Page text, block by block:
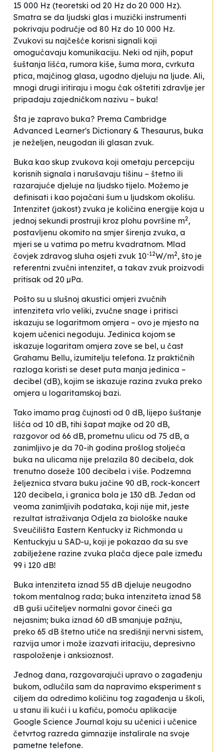
15 000 Hz (teoretski od 20 Hz do 20 000 Hz).
Smatra se da ljudski glas i muzički instrumenti
pokrivaju područje od 80 Hz do 10 000 Hz.
Zvukovi su najčešće korisni signali koji
omogućavaju komunikaciju. Neki od njih, poput
šuštanja lišća, rumora kiše, šuma mora, cvrkuta
ptica, majčinog glasa, ugodno djeluju na ljude. Ali,
mnogi drugi iritiraju i mogu čak oštetiti zdravlje jer
pripadaju zajedničkom nazivu – buka!
Šta je zapravo buka? Prema Cambridge
Advanced Learner's Dictionary & Thesaurus, buka
je neželjen, neugodan ili glasan zvuk.
Buka kao skup zvukova koji ometaju percepciju
korisnih signala i narušavaju tišinu – štetno ili
razarajuće djeluje na ljudsko tijelo. Možemo je
definisati i kao pojačani šum u ljudskom okolišu.
Intenzitet (jakost) zvuka je količina energije koja u
jednoj sekundi prostruji kroz plohu površine m2,
postavljenu okomito na smjer širenja zvuka, a
mjeri se u vatima po metru kvadratnom. Mlad
čovjek zdravog sluha osjeti zvuk 10-12W/m2, što je
referentni zvučni intenzitet, a takav zvuk proizvodi
pritisak od 20 µPa.
Pošto su u slušnoj akustici omjeri zvučnih
intenziteta vrlo veliki, zvučne snage i pritisci
iskazuju se logaritmom omjera – ovo je mjesto na
kojem učenici negoduju. Jedinica kojom se
iskazuje logaritam omjera zove se bel, u čast
Grahamu Bellu, izumitelju telefona. Iz praktičnih
razloga koristi se deset puta manja jedinica –
decibel (dB), kojim se iskazuje razina zvuka preko
omjera u logaritamskoj bazi.
Tako imamo prag čujnosti od 0 dB, lijepo šuštanje
lišća od 10 dB, tihi šapat majke od 20 dB,
razgovor od 66 dB, prometnu ulicu od 75 dB, a
zanimljivo je da 70-ih godina prošlog stoljeća
buka na ulicama nije prelazila 80 decibela, dok
trenutno doseže 100 decibela i više. Podzemna
željeznica stvara buku jačine 90 dB, rock-koncert
120 decibela, i granica bola je 130 dB. Jedan od
veoma zanimljivih podataka, koji nije mit, jeste
rezultat istraživanja Odjela za biološke nauke
Sveučilišta Eastern Kentucky iz Richmonda u
Kentuckyju u SAD-u, koji je pokazao da su sve
zabilježene razine zvuka plača djece pale između
99 i 120 dB!
Buka intenziteta iznad 55 dB djeluje neugodno
tokom mentalnog rada; buka intenziteta iznad 58
dB guši učiteljev normalni govor čineći ga
nejasnim; buka iznad 60 dB smanjuje pažnju,
preko 65 dB štetno utiče na središnji nervni sistem,
razvija umor i može izazvati iritaciju, depresivno
raspoloženje i anksioznost.
Jednog dana, razgovarajući upravo o zagađenju
bukom, odlučila sam da napravimo eksperiment s
ciljem da odredimo količinu tog zagađenja u školi,
u stanu ili kući i u kafiću, pomoću aplikacije
Google Science Journal koju su učenici i učenice
četvrtog razreda gimnazije instalirale na svoje
pametne telefone.